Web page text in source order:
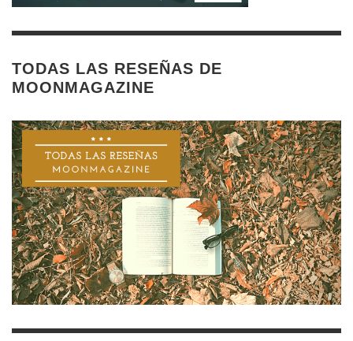
TODAS LAS RESEÑAS DE
MOONMAGAZINE